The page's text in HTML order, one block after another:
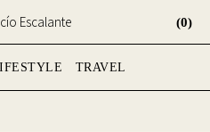
(0)
TRAVEL